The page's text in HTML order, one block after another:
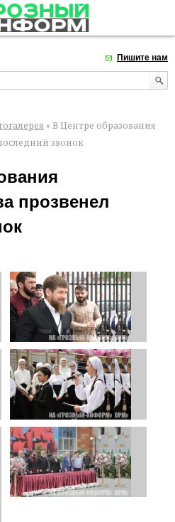
Пишите нам
» В Центре образования
звонок
прозвенел